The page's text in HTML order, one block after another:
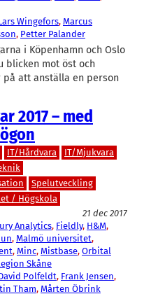
Wingefors, Marcus
, Petter Palander
i Köpenhamn och Oslo
blicken mot öst och
på att anställa en person
2017 – med
IT/Hårdvara
IT/Mjukvara
Spelutveckling
/ Högskola
21 dec 2017
Analytics, Fieldly, H&M
, Malmö universitet
, Minc, Mistbase, Orbital
Skåne
Polfeldt, Frank Jensen
Tham, Mårten Öbrink